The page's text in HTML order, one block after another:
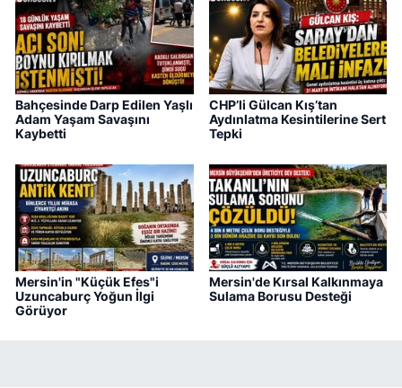
Bahçesinde Darp Edilen Yaşlı
Adam Yaşam Savaşını
Kaybetti
CHP’li Gülcan Kış’tan
Aydınlatma Kesintilerine Sert
Tepki
Mersin'in "Küçük Efes"i
Uzuncaburç Yoğun İlgi
Görüyor
Mersin'de Kırsal Kalkınmaya
Sulama Borusu Desteği